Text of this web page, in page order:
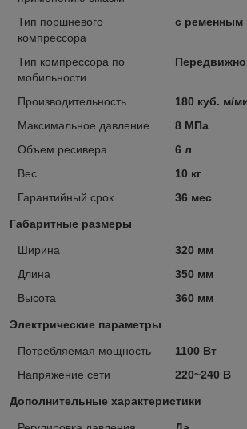
Тип поршневого
компрессора
с ременным
Тип компрессора по
мобильности
Производительность
180 куб. м/
Максимальное давление
8 МПа
Объем ресивера
6 л
Вес
10 кг
Гарантийный срок
36 мес
Габаритные размеры
Ширина
320 мм
Длина
350 мм
Высота
360 мм
Электрические параметры
Потребляемая мощность
1100 Вт
Напряжение сети
220~240 В
Дополнительные характеристики